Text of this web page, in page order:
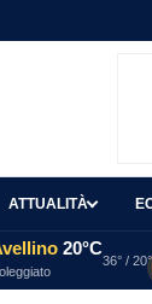
ATTUALITÀ
20°C
36° / 20°